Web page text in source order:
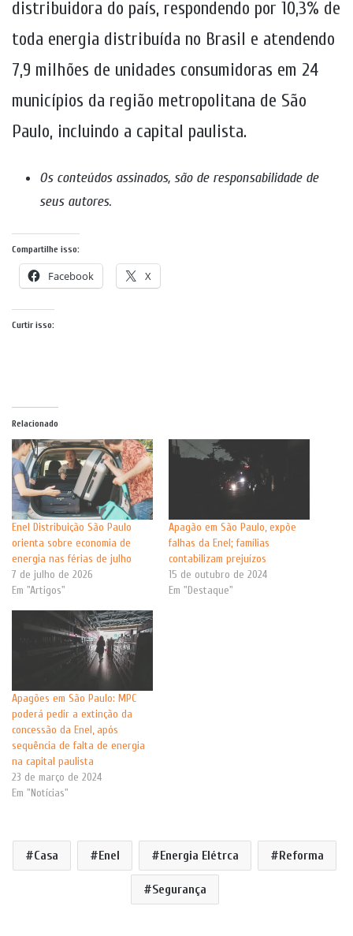
distribuidora do país, respondendo por 10,3% de
toda energia distribuída no Brasil e atendendo
7,9 milhões de unidades consumidoras em 24
municípios da região metropolitana de São
Paulo, incluindo a capital paulista.
Os conteúdos assinados, são de responsabilidade de
seus autores.
Compartilhe isso:
Facebook X
Curtir isso:
Relacionado
Enel Distribuição São Paulo
orienta sobre economia de
energia nas férias de julho
7 de julho de 2026
Em "Artigos"
Apagão em São Paulo, expõe
falhas da Enel; famílias
contabilizam prejuízos
15 de outubro de 2024
Em "Destaque"
Apagões em São Paulo: MPC
poderá pedir a extinção da
concessão da Enel, após
sequência de falta de energia
na capital paulista
23 de março de 2024
Em "Notícias"
Casa Enel Energia Elétrca Reforma
Segurança